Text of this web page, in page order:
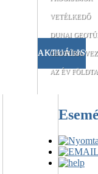
AKTUÁLIS
VETÉLKEDŐ
DUNAI
GEOTÚRA-
AZ ÉV